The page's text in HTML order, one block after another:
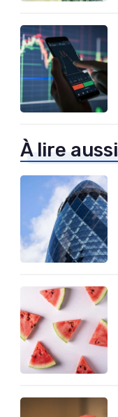
À lire aussi